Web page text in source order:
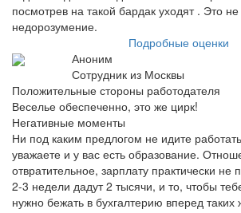
посмотрев на такой бардак уходят . Это
недорозумение.
Подробные оценки
Аноним
Сотрудник из Москвы
Положительные стороны работодателя
Веселье обеспеченно, это же цирк!
Негативные моменты
Ни под каким предлогом не идите
уважаете и у вас есть образование.
отвратительное, зарплату практически не
2-3 недели дадут 2 тысячи, и то, чтобы
нужно бежать в бухгалтерию вперед таких